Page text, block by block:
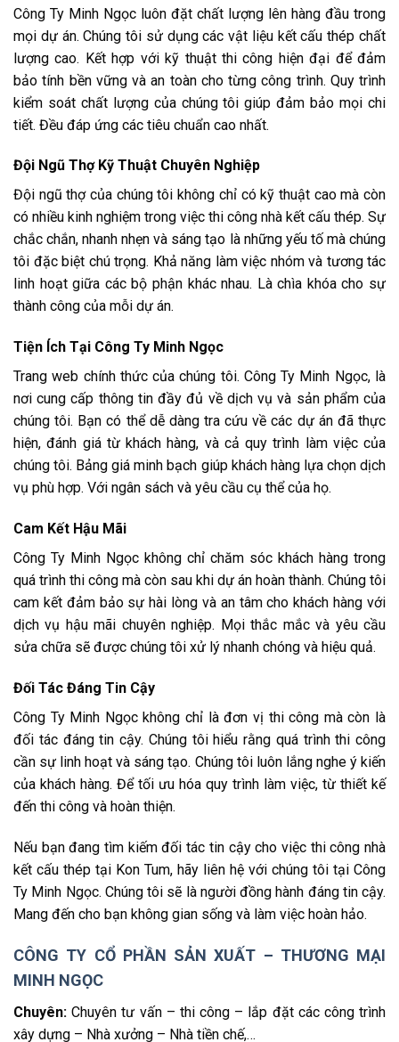
Công Ty Minh Ngọc luôn đặt chất lượng lên hàng đầu trong
mọi dự án. Chúng tôi sử dụng các vật liệu kết cấu thép chất
lượng cao. Kết hợp với kỹ thuật thi công hiện đại để đảm
bảo tính bền vững và an toàn cho từng công trình. Quy trình
kiểm soát chất lượng của chúng tôi giúp đảm bảo mọi chi
tiết. Đều đáp ứng các tiêu chuẩn cao nhất.
Đội Ngũ Thợ Kỹ Thuật Chuyên Nghiệp
Đội ngũ thợ của chúng tôi không chỉ có kỹ thuật cao mà còn
có nhiều kinh nghiệm trong việc thi công nhà kết cấu thép. Sự
chắc chắn, nhanh nhẹn và sáng tạo là những yếu tố mà chúng
tôi đặc biệt chú trọng. Khả năng làm việc nhóm và tương tác
linh hoạt giữa các bộ phận khác nhau. Là chìa khóa cho sự
thành công của mỗi dự án.
Tiện Ích Tại Công Ty Minh Ngọc
Trang web chính thức của chúng tôi. Công Ty Minh Ngọc, là
nơi cung cấp thông tin đầy đủ về dịch vụ và sản phẩm của
chúng tôi. Bạn có thể dễ dàng tra cứu về các dự án đã thực
hiện, đánh giá từ khách hàng, và cả quy trình làm việc của
chúng tôi. Bảng giá minh bạch giúp khách hàng lựa chọn dịch
vụ phù hợp. Với ngân sách và yêu cầu cụ thể của họ.
Cam Kết Hậu Mãi
Công Ty Minh Ngọc không chỉ chăm sóc khách hàng trong
quá trình thi công mà còn sau khi dự án hoàn thành. Chúng tôi
cam kết đảm bảo sự hài lòng và an tâm cho khách hàng với
dịch vụ hậu mãi chuyên nghiệp. Mọi thắc mắc và yêu cầu
sửa chữa sẽ được chúng tôi xử lý nhanh chóng và hiệu quả.
Đối Tác Đáng Tin Cậy
Công Ty Minh Ngọc không chỉ là đơn vị thi công mà còn là
đối tác đáng tin cậy. Chúng tôi hiểu rằng quá trình thi công
cần sự linh hoạt và sáng tạo. Chúng tôi luôn lắng nghe ý kiến
của khách hàng. Để tối ưu hóa quy trình làm việc, từ thiết kế
đến thi công và hoàn thiện.
Nếu bạn đang tìm kiếm đối tác tin cậy cho việc thi công nhà
kết cấu thép tại Kon Tum, hãy liên hệ với chúng tôi tại Công
Ty Minh Ngọc. Chúng tôi sẽ là người đồng hành đáng tin cậy.
Mang đến cho bạn không gian sống và làm việc hoàn hảo.
CÔNG TY CỔ PHẦN SẢN XUẤT – THƯƠNG MẠI
MINH NGỌC
Chuyên: Chuyên tư vấn – thi công – lắp đặt các công trình
xây dựng – Nhà xưởng – Nhà tiền chế,…